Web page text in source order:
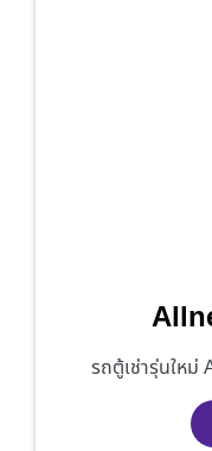
รถตู้เช่ารุ่นใหม่